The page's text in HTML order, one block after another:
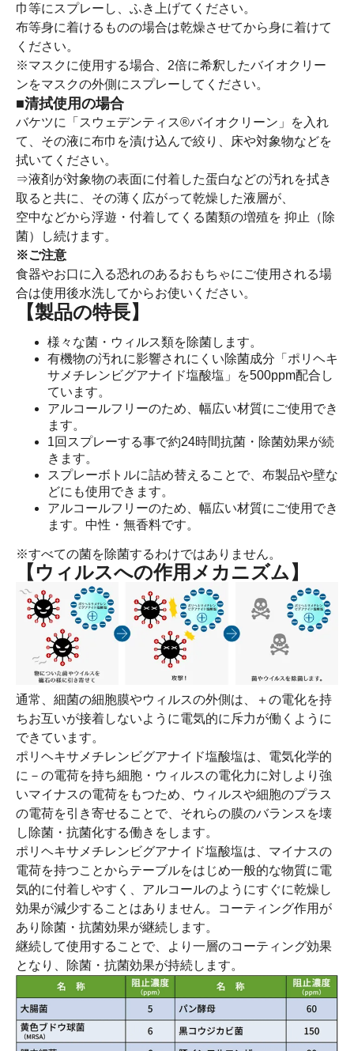
巾等にスプレーし、ふき上げてください。
布等身に着けるものの場合は乾燥させてから身に着けて
ください。
※マスクに使用する場合、2倍に希釈したバイオクリー
ンをマスクの外側にスプレーしてください。
■清拭使用の場合
バケツに「スウェデンティス®バイオクリーン」を入れ
て、その液に布巾を漬け込んで絞り、床や対象物などを
拭いてください。
⇒液剤が対象物の表面に付着した蛋白などの汚れを拭き
取ると共に、その薄く広がって乾燥した液層が、
空中などから浮遊・付着してくる菌類の増殖を 抑止（除
菌）し続けます。
※ご注意
食器やお口に入る恐れのあるおもちゃにご使用される場
合は使用後水洗してからお使いください。
【製品の特長】
様々な菌・ウィルス類を除菌します。
有機物の汚れに影響されにくい除菌成分「ポリヘキ
サメチレンビグアナイド塩酸塩」を500ppm配合し
ています。
アルコールフリーのため、幅広い材質にご使用でき
ます。
1回スプレーする事で約24時間抗菌・除菌効果が続
きます。
スプレーボトルに詰め替えることで、布製品や壁な
どにも使用できます。
アルコールフリーのため、幅広い材質にご使用でき
ます。中性・無香料です。
※すべての菌を除菌するわけではありません。
【ウィルスへの作用メカニズム】
通常、細菌の細胞膜やウィルスの外側は、＋の電化を持
ちお互いが接着しないように電気的に斥力が働くように
できています。
ポリヘキサメチレンビグアナイド塩酸塩は、電気化学的
に－の電荷を持ち細胞・ウィルスの電化力に対しより強
いマイナスの電荷をもつため、ウィルスや細胞のプラス
の電荷を引き寄せることで、それらの膜のバランスを壊
し除菌・抗菌化する働きをします。
ポリヘキサメチレンビグアナイド塩酸塩は、マイナスの
電荷を持つことからテーブルをはじめ一般的な物質に電
気的に付着しやすく、アルコールのようにすぐに乾燥し
効果が減少することはありません。コーティング作用が
あり除菌・抗菌効果が継続します。
継続して使用することで、より一層のコーティング効果
となり、除菌・抗菌効果が持続します。